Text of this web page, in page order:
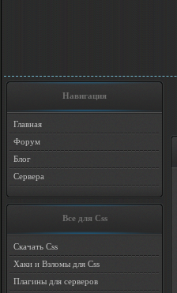
Навигация
Главная
Форум
Блог
Сервера
Все для Css
Скачать Css
Хаки и Взломы для Css
Плагины для серверов